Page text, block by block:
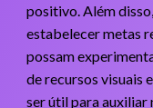
positivo. Além
estabelecer metas
possam
de recursos visuais
ser útil para auxiliar